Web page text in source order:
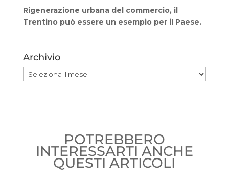
Rigenerazione urbana del commercio, il
Trentino può essere un esempio per il Paese.
Archivio
Archivio
POTREBBERO
INTERESSARTI ANCHE
QUESTI ARTICOLI